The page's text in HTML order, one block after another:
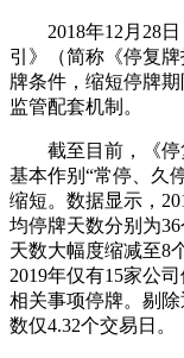
2018年12月28日
引》（简称《停复
牌条件，缩短停牌
监管配套机制。
截至目前，《停
基本作别“常停、久
缩短。数据显示，
均停牌天数分别为
天数大幅度缩减至8
2019年仅有15家公
相关事项停牌。剔
数仅4.32个交易日。